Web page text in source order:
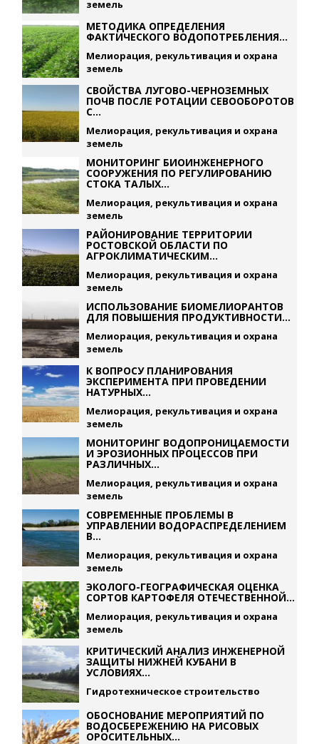
земель
МЕТОДИКА ОПРЕДЕЛЕНИЯ
ФАКТИЧЕСКОГО ВОДОПОТРЕБЛЕНИЯ...
Мелиорация, рекультивация и охрана
земель
СВОЙСТВА ЛУГОВО-ЧЕРНОЗЕМНЫХ
ПОЧВ ПОСЛЕ РОТАЦИИ СЕВООБОРОТОВ
С...
Мелиорация, рекультивация и охрана
земель
МОНИТОРИНГ БИОИНЖЕНЕРНОГО
СООРУЖЕНИЯ ПО РЕГУЛИРОВАНИЮ
СТОКА ТАЛЫХ...
Мелиорация, рекультивация и охрана
земель
РАЙОНИРОВАНИЕ ТЕРРИТОРИИ
РОСТОВСКОЙ ОБЛАСТИ ПО
АГРОКЛИМАТИЧЕСКИМ...
Мелиорация, рекультивация и охрана
земель
ИСПОЛЬЗОВАНИЕ БИОМЕЛИОРАНТОВ
ДЛЯ ПОВЫШЕНИЯ ПРОДУКТИВНОСТИ...
Мелиорация, рекультивация и охрана
земель
К ВОПРОСУ ПЛАНИРОВАНИЯ
ЭКСПЕРИМЕНТА ПРИ ПРОВЕДЕНИИ
НАТУРНЫХ...
Мелиорация, рекультивация и охрана
земель
МОНИТОРИНГ ВОДОПРОНИЦАЕМОСТИ
И ЭРОЗИОННЫХ ПРОЦЕССОВ ПРИ
РАЗЛИЧНЫХ...
Мелиорация, рекультивация и охрана
земель
СОВРЕМЕННЫЕ ПРОБЛЕМЫ В
УПРАВЛЕНИИ ВОДОРАСПРЕДЕЛЕНИЕМ
В...
Мелиорация, рекультивация и охрана
земель
ЭКОЛОГО-ГЕОГРАФИЧЕСКАЯ ОЦЕНКА
СОРТОВ КАРТОФЕЛЯ ОТЕЧЕСТВЕННОЙ...
Мелиорация, рекультивация и охрана
земель
КРИТИЧЕСКИЙ АНАЛИЗ ИНЖЕНЕРНОЙ
ЗАЩИТЫ НИЖНЕЙ КУБАНИ В
УСЛОВИЯХ...
Гидротехническое строительство
ОБОСНОВАНИЕ МЕРОПРИЯТИЙ ПО
ВОДОСБЕРЕЖЕНИЮ НА РИСОВЫХ
ОРОСИТЕЛЬНЫХ...